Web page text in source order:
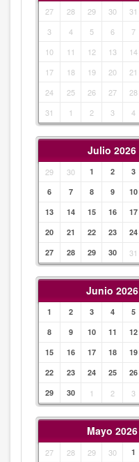
27 28 29 30 31
3
4 5 6 7
10
11 12 13 14
17
18 19 20 21
24
25 26 27 28
31
1 2 3 4
Julio 2026
29 30 1 2 3
6
7 8 9 10
13
14 15 16 17
20
21 22 23 24
27
28 29 30 31
Junio 2026
1 2 3 4 5
8
9 10 11 12
15
16 17 18 19
22
23 24 25 26
29
30 1 2 3
Mayo 2026
27 28 29 30 1